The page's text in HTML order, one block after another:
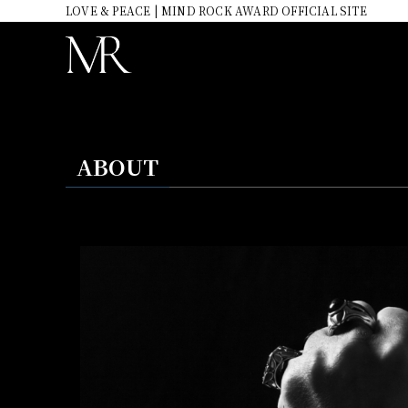
LOVE & PEACE | MIND ROCK AWARD OFFICIAL SITE
ABOUT